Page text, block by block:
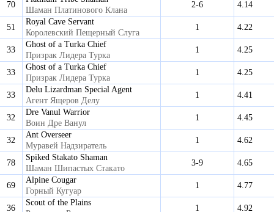
70
Шаман Платинового Клана
2-6 4.14
51
Royal Cave Servant
Королевский Пещерный Слуга
1 4.22
33
Ghost of a Turka Chief
Призрак Лидера Турка
1 4.25
33
Ghost of a Turka Chief
Призрак Лидера Турка
1 4.25
33
Delu Lizardman Special Agent
Агент Ящеров Делу
1 4.41
32
Dre Vanul Warrior
Воин Дре Ванул
1 4.45
32
Ant Overseer
Муравей Надзиратель
1 4.62
78
Spiked Stakato Shaman
Шаман Шипастых Стакато
3-9 4.65
69
Alpine Cougar
Горный Кугуар
1 4.77
36
Scout of the Plains
1 4.92